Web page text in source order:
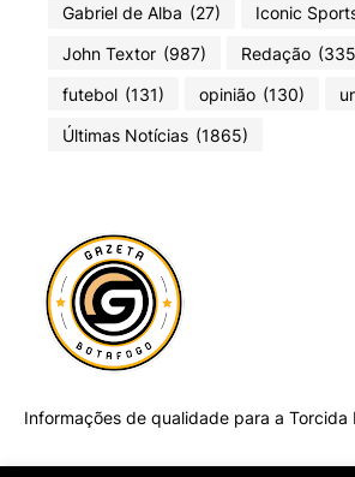
Gabriel de Alba (27) Iconic
John Textor (987) Redação
futebol (131) opinião (130)
Últimas Notícias (1865)
Informações de qualidade para a Torcida